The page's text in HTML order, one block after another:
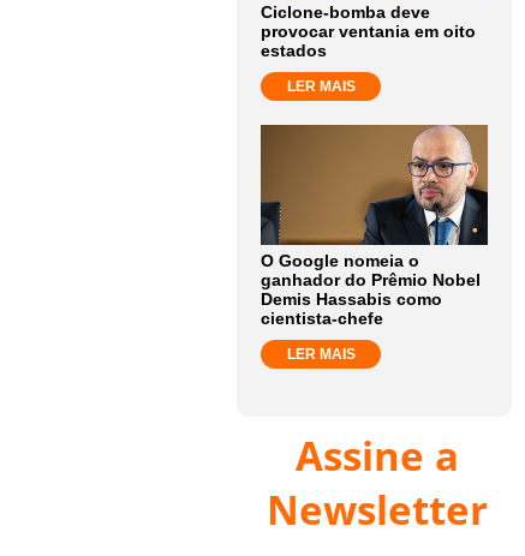
Ciclone-bomba deve
provocar ventania em oito
estados
LER MAIS
O Google nomeia o
ganhador do Prêmio Nobel
Demis Hassabis como
cientista-chefe
LER MAIS
Assine a
Newsletter